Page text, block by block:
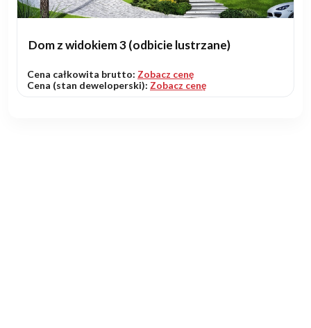
Dom z widokiem 3 (odbicie lustrzane)
Cena całkowita brutto: Zobacz cenę
Cena (stan deweloperski): Zobacz cenę